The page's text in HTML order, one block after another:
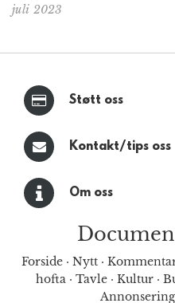
juli 2023
Støtt oss
Kontakt/tips oss
Om oss
Forside · Nytt ·
hofta · Tavle· Kultur·